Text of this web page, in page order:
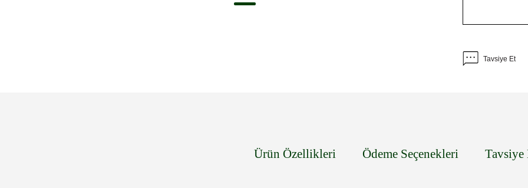
Tavsiye Et
Ürün Özellikleri Ödeme Seçenekleri Tavsiye